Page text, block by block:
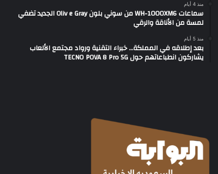
منذ 4 أيام
سماعات WH-1000XM6 من سوني بلون Oliv e Gray الجديد تضفي
لمسة من الأناقة والرقي
منذ 5 أيام
بعد إطلاقه في المملكة… خبراء التقنية ورواد مجتمع الألعاب
يشاركون انطباعاتهم حول TECNO POVA 8 Pro 5G